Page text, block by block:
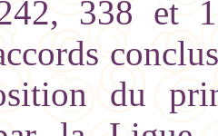
338 et
du